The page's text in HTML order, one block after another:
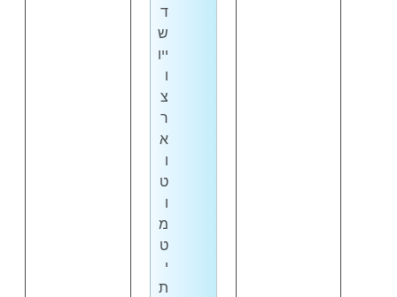
ד
ש
ייו
ו
צ
ר
א
ו
ט
ו
מ
ט
י
ת